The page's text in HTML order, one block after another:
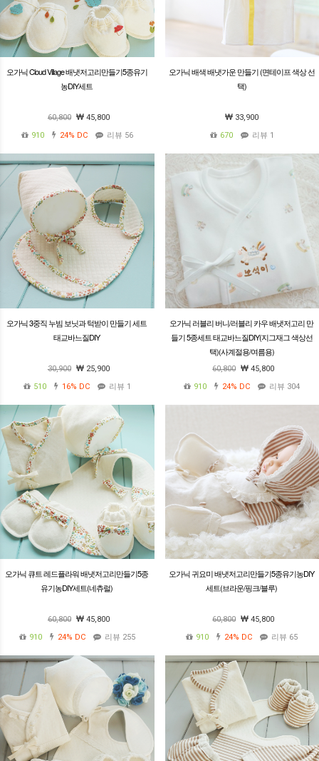
오가닉 Cloud Village 배냇저고리만들기5종유기
농DIY세트
60,800
45,800
910
24% DC 리뷰 56
오가닉 배색 배냇가운 만들기 (면테이프 색상 선
택)
33,900
670
리뷰 1
오가닉 3중직 누빔 보닛과 턱받이 만들기 세트
태교바느질DIY
30,900
25,900
510
16% DC 리뷰 1
오가닉 러블리 버니/러블리 카우 배냇저고리 만
들기 5종세트 태교바느질DIY(지그재그 색상선
택)(사계절용/여름용)
60,800
45,800
910
24% DC 리뷰 304
오가닉 큐트 레드플라워 배냇저고리만들기5종
유기농DIY세트(네츄럴)
60,800
45,800
910
24% DC 리뷰 255
오가닉 귀요미 배냇저고리만들기5종유기농DIY
세트(브라운/핑크/블루)
60,800
45,800
910
24% DC 리뷰 65